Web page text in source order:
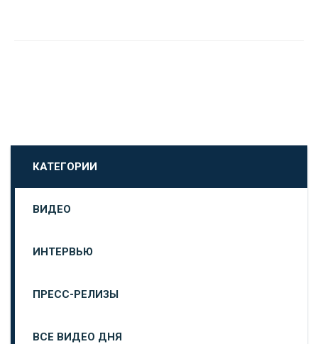
КАТЕГОРИИ
ВИДЕО
ИНТЕРВЬЮ
ПРЕСС-РЕЛИЗЫ
ВСЕ ВИДЕО ДНЯ